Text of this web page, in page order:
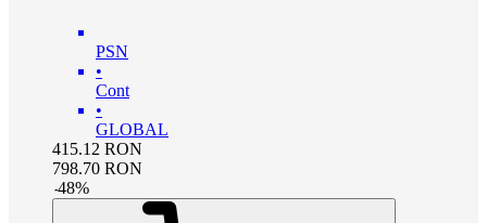
PSN
•
Cont
•
GLOBAL
415.12 RON
798.70 RON
-48%